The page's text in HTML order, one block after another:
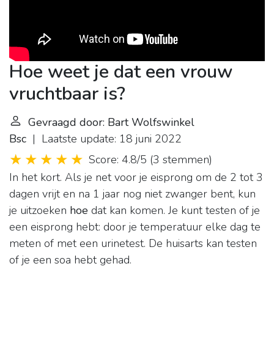
Hoe weet je dat een vrouw
vruchtbaar is?
Gevraagd door: Bart Wolfswinkel
Bsc | Laatste update: 18 juni 2022
Score: 4.8/5 (3 stemmen)
In het kort. Als je net voor je eisprong om de 2 tot 3
dagen vrijt en na 1 jaar nog niet zwanger bent, kun
je uitzoeken hoe dat kan komen. Je kunt testen of je
een eisprong hebt: door je temperatuur elke dag te
meten of met een urinetest. De huisarts kan testen
of je een soa hebt gehad.